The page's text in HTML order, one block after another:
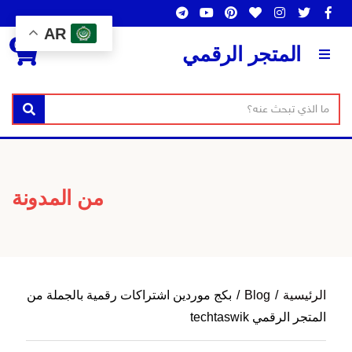
المتجر الرقمي
س
ص
بحث
0
من المدونة
الرئيسية /
Blog
/ بكج موردين اشتراكات رقمية بالجملة من
المتجر الرقمي techtaswik
AR